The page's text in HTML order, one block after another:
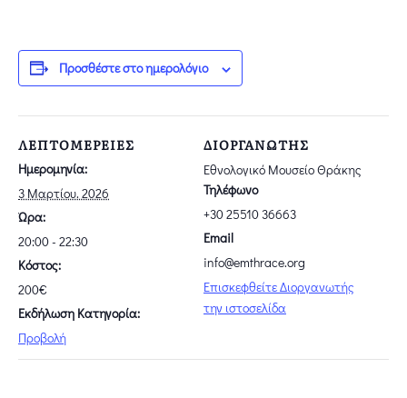
Προσθέστε στο ημερολόγιο
ΛΕΠΤΟΜΈΡΕΙΕΣ
Ημερομηνία:
3 Μαρτίου. 2026
Ώρα:
20:00 - 22:30
Κόστος:
200€
Εκδήλωση Κατηγορία:
Προβολή
ΔΙΟΡΓΑΝΩΤΉΣ
Εθνολογικό Μουσείο Θράκης
Τηλέφωνο
+30 25510 36663
Email
info@emthrace.org
Επισκεφθείτε Διοργανωτής
την ιστοσελίδα